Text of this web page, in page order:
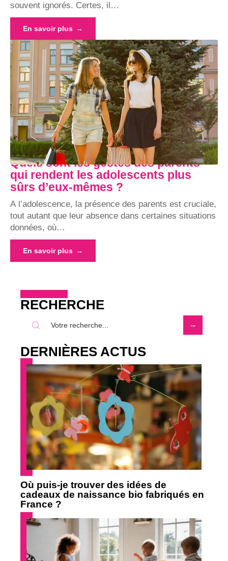
souvent ignorés. Certes, il …
En savoir plus
Quels sont les gestes des parents
qui rendent les adolescents plus
sûrs d’eux-mêmes ?
A l’adolescence, la présence des parents est cruciale,
tout autant que leur absence dans certaines situations
données, où…
En savoir plus
RECHERCHE
DERNIÈRES ACTUS
Où puis-je trouver des idées de
cadeaux de naissance bio fabriqués en
France ?